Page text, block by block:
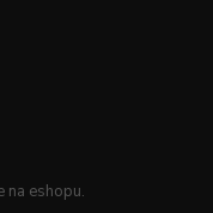
na eshopu.